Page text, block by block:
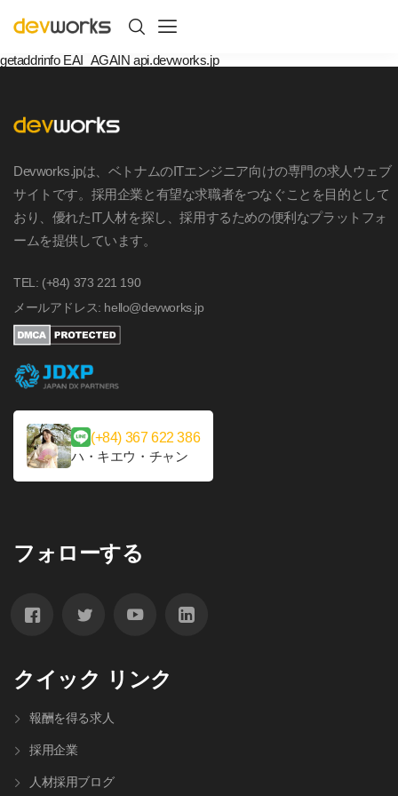
getaddrinfo EAI_AGAIN api.devworks.jp
Devworks.jpは、ベトナムのITエンジニア向けの専門の求人ウェブ
サイトです。採用企業と有望な求職者をつなぐことを目的として
おり、優れたIT人材を探し、採用するための便利なプラットフォ
ームを提供しています。
TEL: (+84) 373 221 190
メールアドレス: hello@devworks.jp
(+84) 367 622 386
ハ・キエウ・チャン
フォローする
クイック リンク
報酬を得る求人
採用企業
人材採⽤ブログ